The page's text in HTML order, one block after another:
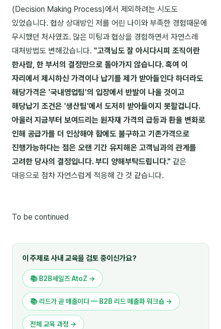
토크
문서자료실
영상자료실
AI 웹앱
등급 · 포인트
문의
💰 교육 견적 계산기
(Decision Making Process)에서 제외하려는 시도도
있었습니다. 협상 상대방인 저를 어린 나이와 부족한 경험때문에
무시했던 처사였죠. 많은 미팅과 협상을 경험하면서 자연스레
대처방법도 변해갔습니다. "고객님도 잘 아시다시피 조직이란
한사람, 한 부서의 결정만으로 돌아가지 않습니다. 혹여 이
자리에서 제시하신 가격이나 납기를 제가 받아들인다 하더라도
해당가격은 '국내영업팀'의 입장에서 반발이 나올 것이고
해당납기 조건은 '생산팀'에서 도저히 받아들이지 못할겁니다.
아울러 지금부터 보여드리는 원자재 가격의 급등과 환율 변화로
인해 공급가를 더 인상해야 함에도 불구하고 기존가격으로
진행가능하다는 점은 오랜 기간 유지해온 고객님과의 관계를
고려한 당사의 결정입니다. 부디 양해부탁드립니다." 같은
대응으로 점차 자연스럽게 적응해 간 것 같습니다.
To be continued
이 주제로 사내 교육을 검토 중이신가요?
📚 B2B세일즈 AtoZ →
📚 리드가 곧 매출이다 — B2B 리드 매출화 워크숍 →
전체 교육 과정 →